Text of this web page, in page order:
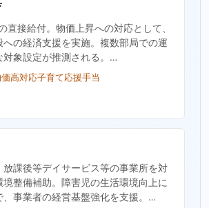
直接給付。物価上昇への対応として、
への経済支援を実施。複数部局での運
対象設定が推測される。…
高対応子育て応援手当
放課後等デイサービス等の事業所を対
境整備補助。障害児の生活環境向上に
、事業者の経営基盤強化を支援。…